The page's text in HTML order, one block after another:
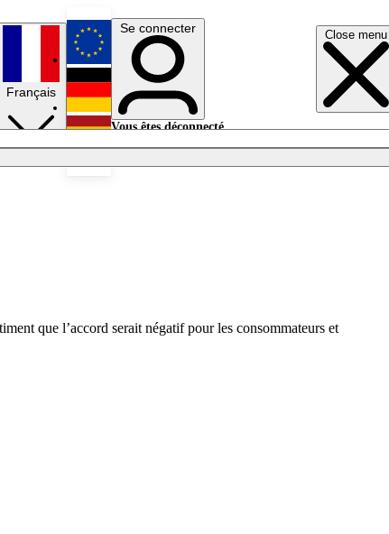
Close menu
Français
English
Deutsch
Se connecter
Vous êtes déconnecté.
que l’accord serait négatif pour les consommateurs et